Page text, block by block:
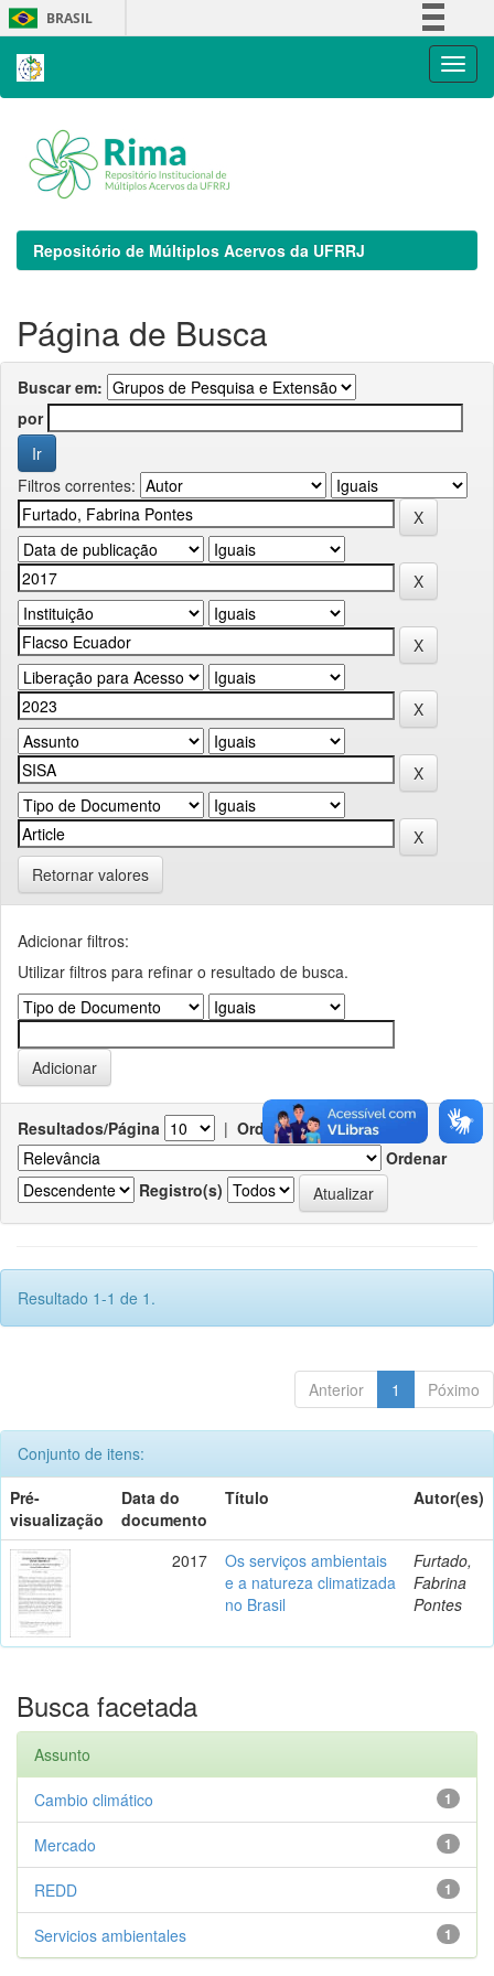
Skip
navigation
BRASIL
Repositório de Múltiplos Acervos da UFRRJ
Página de Busca
Buscar em:
por
Filtros correntes:
Retornar valores
Adicionar filtros:
Utilizar filtros para refinar o resultado de busca.
Resultados/Página | Ordenar registros por
Ordenar
Registro(s)
Resultado 1-1 de 1.
Anterior 1 Póximo
Conjunto de itens:
Pré-
visualização
Data do
documento
Título Autor(es)
2017
Os serviços ambientais
e a natureza climatizada
no Brasil
Furtado,
Fabrina
Pontes
Busca facetada
Assunto
1
Cambio climático
1
Mercado
1
REDD
1
Servicios ambientales